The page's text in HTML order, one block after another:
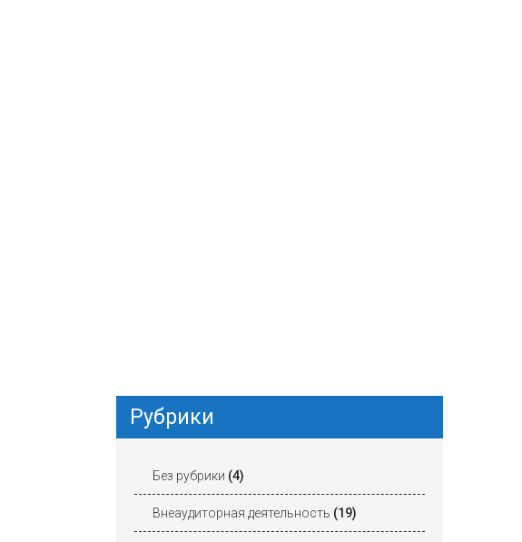
Рубрики
Без рубрики (4)
Внеаудиторная деятельность (19)